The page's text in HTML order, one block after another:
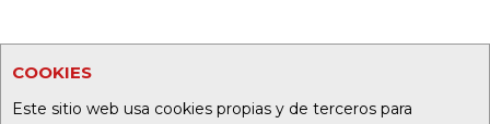
COOKIES
Este sitio web usa cookies propias y de terceros para